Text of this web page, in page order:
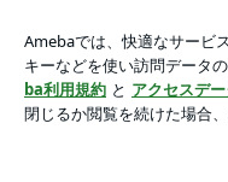
アプリをダウンロードして
ょう。